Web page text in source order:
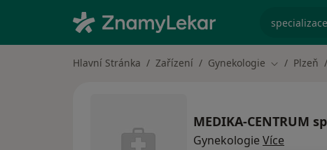
Hlavní Stránka Zařízení Gynekologie Změna města
Plzeň
MEDIKA-CENTRUM
Gynekologie Více